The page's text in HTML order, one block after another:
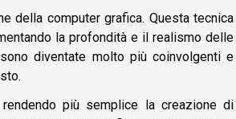
della computer grafica. Questa tecnica
la profondità e il realismo delle
diventate molto più coinvolgenti e
più semplice la creazione di